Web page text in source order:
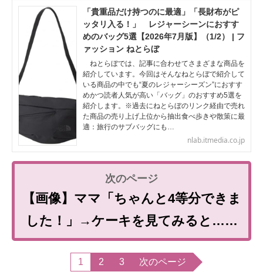
「貴重品だけ持つのに最適」「長財布がピ
ッタリ入る！」 レジャーシーンにおすす
めのバッグ5選【2026年7月版】（1/2） | フ
ァッション ねとらぼ
ねとらぼでは、記事に合わせてさまざまな商品を
紹介しています。今回はそんなねとらぼで紹介して
いる商品の中でも“夏のレジャーシーズン”におすす
めかつ読者人気が高い「バッグ」のおすすめ5選を
紹介します。※過去にねとらぼのリンク経由で売れ
た商品の売り上げ上位から抽出食べ歩きや散策に最
適：旅行のサブバッグにも…
nlab.itmedia.co.jp
【画像】ママ「ちゃんと4等分できま
した！」→ケーキを見てみると……
1 2 3 次のページ